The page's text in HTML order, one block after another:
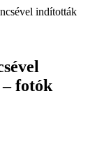
indították
fotók